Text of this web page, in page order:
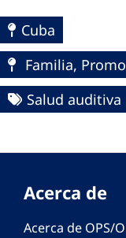
Cuba
Familia,
Salud auditiva
Acerca de
Acerca de OPS/